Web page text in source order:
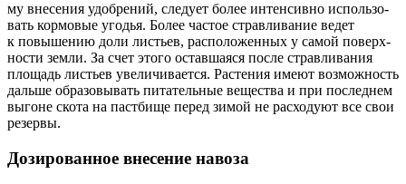
му вне­се­ния удоб­ре­ний, сле­ду­ет более интен­сив­но исполь­зо­
вать кор­мо­вые уго­дья. Более частое страв­ли­ва­ние ведет
к повы­ше­нию доли листьев, рас­по­ло­жен­ных у самой поверх­
но­сти зем­ли. За счет это­го остав­ша­я­ся после страв­ли­ва­ния
пло­щадь листьев уве­ли­чи­ва­ет­ся. Рас­те­ния име­ют воз­мож­ность
даль­ше обра­зо­вы­вать пита­тель­ные веще­ства и при послед­нем
выгоне ско­та на паст­би­ще перед зимой не рас­хо­ду­ют все свои
резервы.
Дозированное внесение навоза